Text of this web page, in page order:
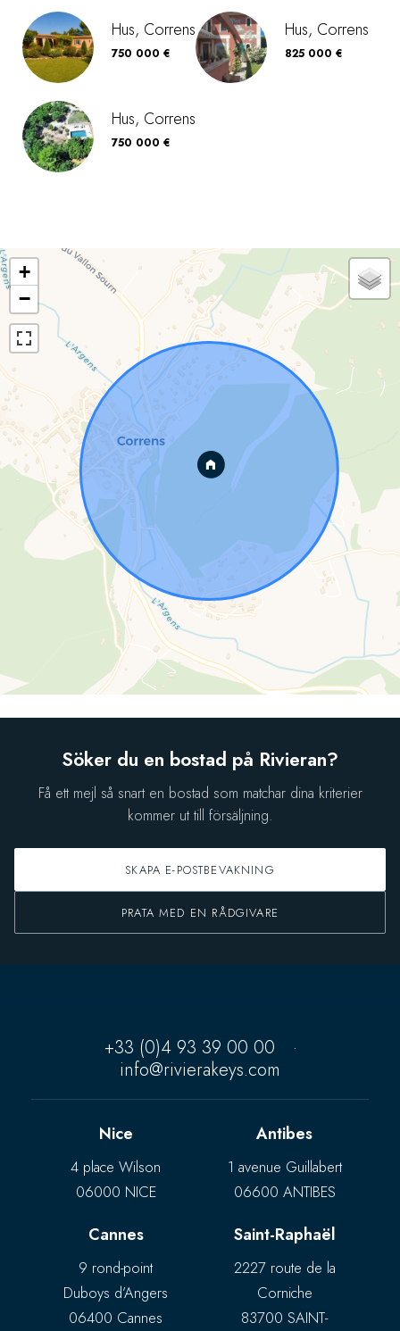
Hus, Correns
750 000 €
Hus, Correns
825 000 €
Hus, Correns
750 000 €
+
−
Söker du en bostad på Rivieran?
Få ett mejl så snart en bostad som matchar dina kriterier
kommer ut till försäljning.
SKAPA E-POSTBEVAKNING
PRATA MED EN RÅDGIVARE
+33 (0)4 93 39 00 00
·
info@rivierakeys.com
Nice
4 place Wilson
06000 NICE
Antibes
1 avenue Guillabert
06600 ANTIBES
Cannes
9 rond-point
Duboys d’Angers
06400 Cannes
Saint-Raphaël
2227 route de la
Corniche
83700 SAINT-